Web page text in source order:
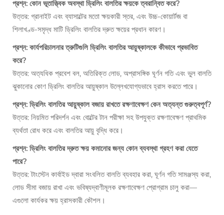
প্রশ্ন: কোন ভূতাত্ত্বিক অবস্থা ড্রিলিং বালতির ক্ষয়কে ত্বরান্বিত করে?
উত্তর: গ্রানাইট এবং ব্যাসাল্টের মতো ক্ষয়কারী স্তর, এবং উচ্চ-কোয়ার্টজ বা
শিলাখণ্ড-সমৃদ্ধ মাটি ড্রিলিং বালতির দ্রুত ক্ষয়ের প্রধান কারণ।
প্রশ্ন: কার্যপরিচালনার ত্রুটিগুলি ড্রিলিং বালতির আয়ুষ্কালকে কীভাবে প্রভাবিত
করে?
উত্তর: অত্যধিক প্রবেশ বল, অতিরিক্ত লোড, অপ্রাসঙ্গিক ঘূর্ণন গতি এবং ভুল বালতি
ঝুকানোর কোণ ড্রিলিং বালতির আয়ুষ্কাল উল্লেখযোগ্যভাবে হ্রাস করতে পারে।
প্রশ্ন: ড্রিলিং বালতির আয়ুষ্কাল বজায় রাখতে রক্ষণাবেক্ষণ কেন অত্যন্ত গুরুত্বপূর্ণ?
উত্তর: নিয়মিত পরিদর্শন এবং বোল্টের টান পরীক্ষা সহ উপযুক্ত রক্ষণাবেক্ষণ প্রাথমিক
ব্যর্থতা রোধ করে এবং বালতির আয়ু বৃদ্ধি করে।
প্রশ্ন: ড্রিলিং বালতির দ্রুত ক্ষয় কমানোর জন্য কোন ব্যবস্থা গ্রহণ করা যেতে
পারে?
উত্তর: টাংস্টেন কার্বাইড দ্বারা সংবলিত বালতি ব্যবহার করা, ঘূর্ণন গতি সামঞ্জস্য করা,
লোড সীমা বজায় রাখা এবং ভবিষ্যদ্বাণীমূলক রক্ষণাবেক্ষণ প্রোগ্রাম চালু করা—
এগুলো কার্যকর ক্ষয় হ্রাসকারী কৌশল।